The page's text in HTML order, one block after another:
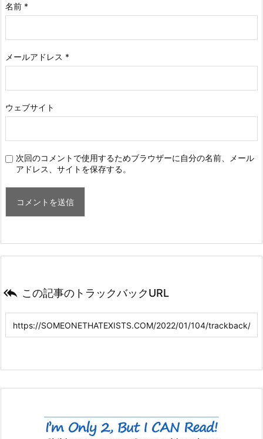
名前 *
メールアドレス *
ウェブサイト
次回のコメントで使用するためブラウザーに自分の名前、メール
アドレス、サイトを保存する。
 この記事のトラックバックURL